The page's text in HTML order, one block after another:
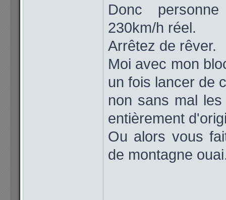
Donc
230km/h réel.
Arrêtez de rêver.
Moi avec mon
un fois lancer de
non sans mal
entièrement
Ou alors vous
de montagne